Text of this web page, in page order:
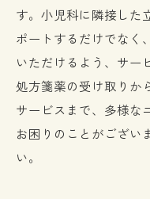
す。小児科に隣接した
ポートするだけでなく
いただけるよう、サー
処方箋薬の受け取りか
サービスまで、多様な
お困りのことがござい
い。